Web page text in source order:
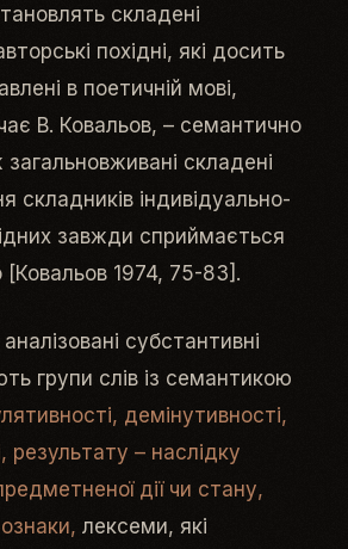
складені
похідні, які досить
в поетичній мові,
В. Ковальов, – се­ман­ти­ч­но
за­га­ль­но­вжи­ва­ні скла­д­ені
складників індивідуально-
зав­жди сприй­ма­єть­ся
[Ковальов 1974, 75-83].
субстантивні
групи слів із семантикою
демінутивності,
результату – наслідку
дії чи стану,
лексеми, які